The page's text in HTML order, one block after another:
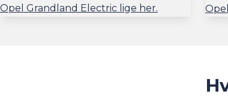
Opel Grandland Electric lige her.